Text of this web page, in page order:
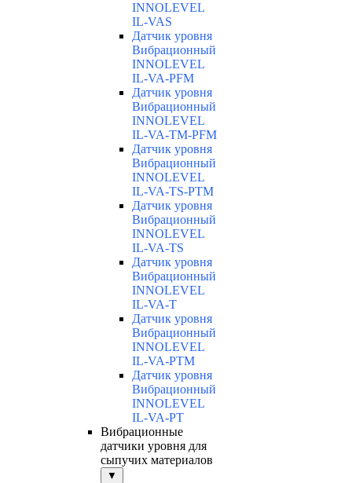
INNOLEVEL
IL-VAS
Датчик уровня
Вибрационный
INNOLEVEL
IL-VA-PFM
Датчик уровня
Вибрационный
INNOLEVEL
IL-VA-TM-PFM
Датчик уровня
Вибрационный
INNOLEVEL
IL-VA-TS-PTM
Датчик уровня
Вибрационный
INNOLEVEL
IL-VA-TS
Датчик уровня
Вибрационный
INNOLEVEL
IL-VA-T
Датчик уровня
Вибрационный
INNOLEVEL
IL-VA-PTM
Датчик уровня
Вибрационный
INNOLEVEL
IL-VA-PT
Вибрационные
датчики уровня для
сыпучих материалов
▼